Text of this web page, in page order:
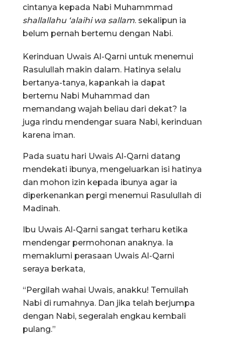
cintanya kepada Nabi Muhammmad
shallallahu ‘alaihi wa sallam. sekalipun ia
belum pernah bertemu dengan Nabi.
Kerinduan Uwais Al-Qarni untuk menemui
Rasulullah makin dalam. Hatinya selalu
bertanya-tanya, kapankah ia dapat
bertemu Nabi Muhammad dan
memandang wajah beliau dari dekat? Ia
juga rindu mendengar suara Nabi, kerinduan
karena iman.
Pada suatu hari Uwais Al-Qarni datang
mendekati ibunya, mengeluarkan isi hatinya
dan mohon izin kepada ibunya agar ia
diperkenankan pergi menemui Rasulullah di
Madinah.
Ibu Uwais Al-Qarni sangat terharu ketika
mendengar permohonan anaknya. Ia
memaklumi perasaan Uwais Al-Qarni
seraya berkata,
“Pergilah wahai Uwais, anakku! Temuilah
Nabi di rumahnya. Dan jika telah berjumpa
dengan Nabi, segeralah engkau kembali
pulang.”